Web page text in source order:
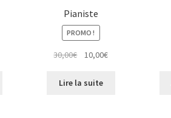
Pianiste
PROMO !
30,00€
Le
initial
10,00€Le
Lire la suite